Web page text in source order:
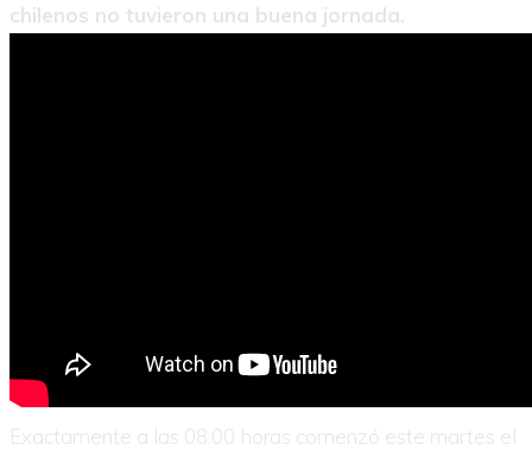
chilenos no tuvieron una buena jornada.
Exactamente a las 08:00 horas comenzó este martes el